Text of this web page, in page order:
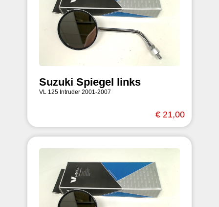
Suzuki Spiegel links
VL 125 Intruder 2001-2007
€ 21,00